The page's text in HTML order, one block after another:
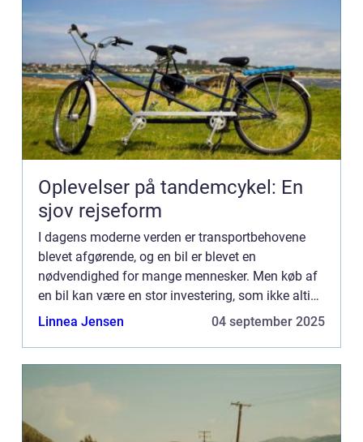
Oplevelser på tandemcykel: En
sjov rejseform
I dagens moderne verden er transportbehovene
blevet afgørende, og en bil er blevet en
nødvendighed for mange mennesker. Men køb af
en bil kan være en stor investering, som ikke altid
er en mulighed for alle. Det er her, leasing bliver en
Linnea Jensen 04 september 2025